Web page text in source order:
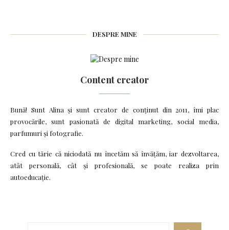
DESPRE MINE
Content creator
Bună! Sunt Alina și sunt creator de conținut din 2011, îmi plac
provocările, sunt pasionată de digital marketing, social media,
parfumuri și fotografie.
Cred cu tărie că niciodată nu încetăm să învățăm, iar dezvoltarea,
atât personală, cât și profesională, se poate realiza prin
autoeducație.